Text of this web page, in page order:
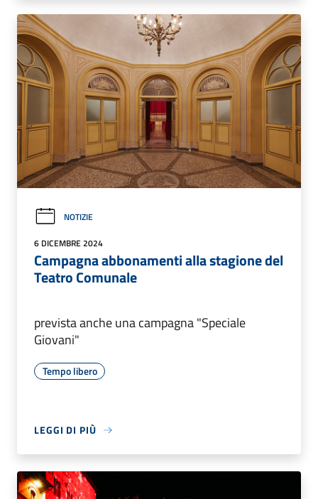
NOTIZIE
6 DICEMBRE 2024
Campagna abbonamenti alla stagione del
Teatro Comunale
prevista anche una campagna "Speciale
Giovani"
Tempo libero
LEGGI DI PIÙ